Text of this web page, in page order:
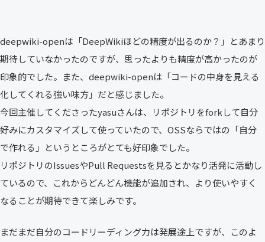
deepwiki-openは「DeepWikiほどの精度が出るのか？」とあまり
期待していなかったのですが、思ったよりも精度が高かったのが
印象的でした。また、deepwiki-openは「コードの中身を見える
化してくれる強い味方」だと感じました。
今回主催してくださったyasuさんは、リポジトリをforkして自分
好みにカスタマイズして使っていたので、OSSならではの「自分
で作れる」というところがとても好印象でした。
リポジトリのIssuesやPull Requestsを見るとかなり活発に活動し
ているので、これからどんどん機能が追加され、より使いやすく
なることが期待できて楽しみです。
まだまだ自分のコードリーディング力は発展途上ですが、このよ